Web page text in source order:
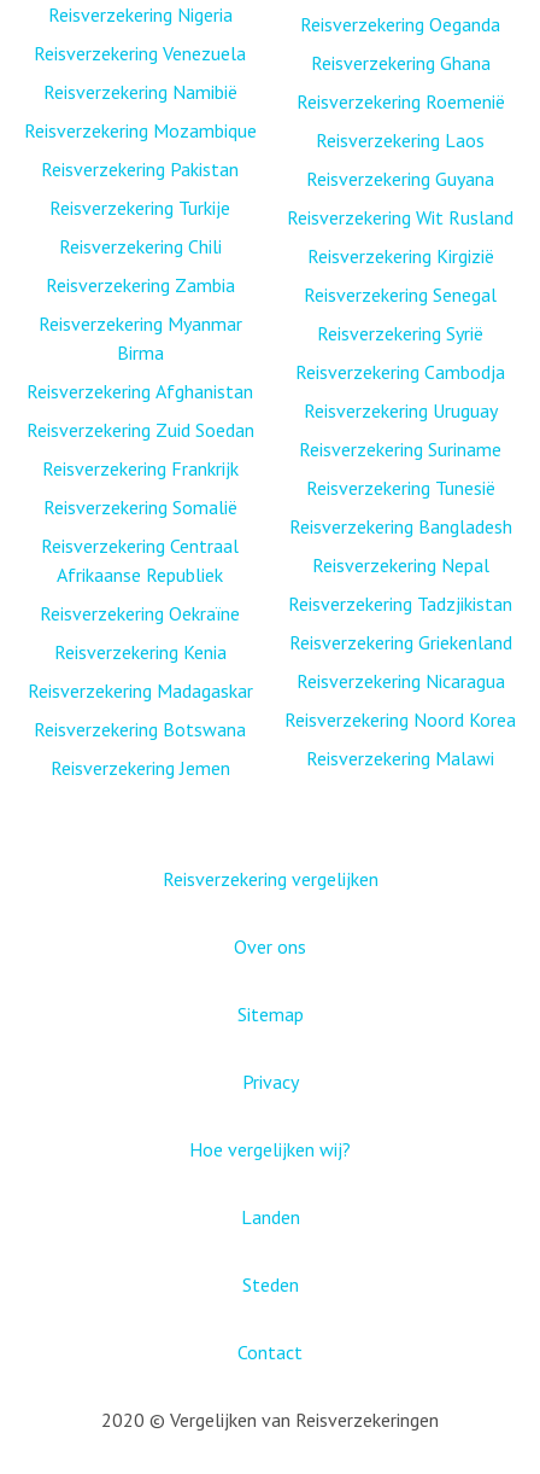
Reisverzekering Nigeria
Reisverzekering Venezuela
Reisverzekering Namibië
Reisverzekering Mozambique
Reisverzekering Pakistan
Reisverzekering Turkije
Reisverzekering Chili
Reisverzekering Zambia
Reisverzekering Myanmar
Birma
Reisverzekering Afghanistan
Reisverzekering Zuid Soedan
Reisverzekering Frankrijk
Reisverzekering Somalië
Reisverzekering Centraal
Afrikaanse Republiek
Reisverzekering Oekraïne
Reisverzekering Kenia
Reisverzekering Madagaskar
Reisverzekering Botswana
Reisverzekering Jemen
Reisverzekering Oeganda
Reisverzekering Ghana
Reisverzekering Roemenië
Reisverzekering Laos
Reisverzekering Guyana
Reisverzekering Wit Rusland
Reisverzekering Kirgizië
Reisverzekering Senegal
Reisverzekering Syrië
Reisverzekering Cambodja
Reisverzekering Uruguay
Reisverzekering Suriname
Reisverzekering Tunesië
Reisverzekering Bangladesh
Reisverzekering Nepal
Reisverzekering Tadzjikistan
Reisverzekering Griekenland
Reisverzekering Nicaragua
Reisverzekering Noord Korea
Reisverzekering Malawi
Reisverzekering vergelijken
Over ons
Sitemap
Privacy
Hoe vergelijken wij?
Landen
Steden
Contact
2020 © Vergelijken van Reisverzekeringen